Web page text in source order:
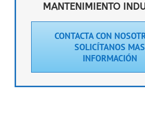
MANTENIMIENTO
CONTACTA CON
SOLICÍTANOS MAS
INFORMACIÓN